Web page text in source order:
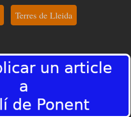
Terres de Lleida